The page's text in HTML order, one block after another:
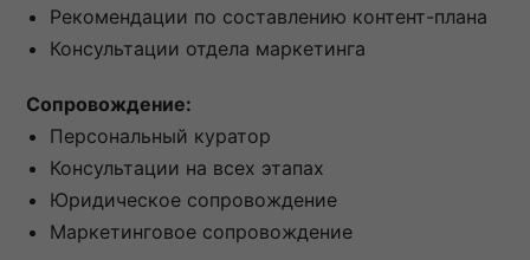
Рекомендации по составлению контент-плана
Консультации отдела маркетинга
Сопровождение:
Персональный куратор
Консультации на всех этапах
Юридическое сопровождение
Маркетинговое сопровождение